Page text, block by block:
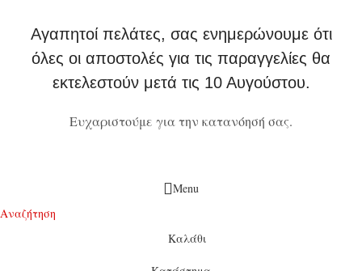
Αγαπητοί πελάτες, σας ενημερώνουμε ότι
όλες οι αποστολές για τις παραγγελίες θα
εκτελεστούν μετά τις 10 Αυγούστου.
Ευχαριστούμε για την κατανόησή σας.
Menu
Αναζήτηση
Καλάθι